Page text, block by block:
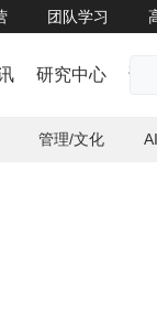
团队学习
上海2023 联席主席
研究中心 话题
管理/文化